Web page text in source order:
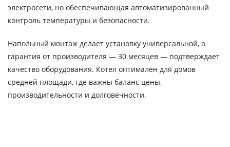
электросети, но обеспечивающая автоматизированный
контроль температуры и безопасности.
Напольный монтаж делает установку универсальной, а
гарантия от производителя — 30 месяцев — подтверждает
качество оборудования. Котел оптимален для домов
средней площади, где важны баланс цены,
производительности и долговечности.